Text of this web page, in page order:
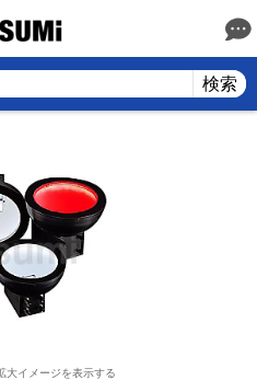
検索
大イメージを表示する